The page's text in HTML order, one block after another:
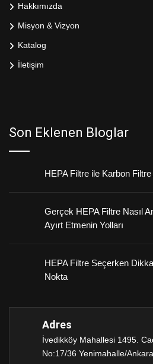
Hakkımızda
Misyon & Vizyon
Katalog
İletişim
Son Eklenen Bloglar
HEPA Filtre ile Karbon
Gerçek HEPA Filtre Nasıl
Ayırt Etmenin Yolları
HEPA Filtre Seçerken
Nokta
Adres
İvedikköy Mahallesi 1495.
No:17/36 Yenimahalle/Ankara